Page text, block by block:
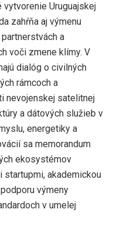
Uruguajskej
zahŕňa aj výmenu
a
voči zmene klímy. V
dialóg o civilných
rámcoch a
nevojenskej satelitnej
a dátových služieb v
energetiky a
sa memorandum
ekosystémov
akademickou
výmeny
v umelej